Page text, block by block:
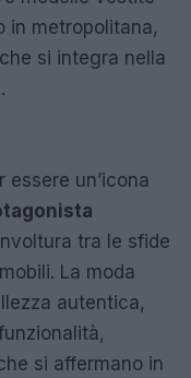
in metropolitana,
si integra nella
un’icona
tra le sfide
La moda
autentica,
si affermano in